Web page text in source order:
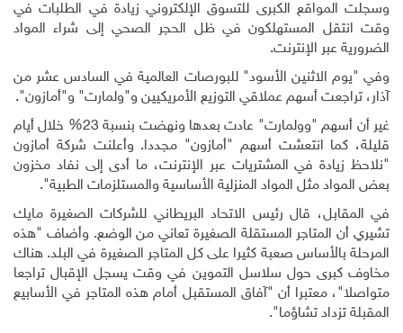
وسجلت المواقع الكبرى للتسوق الإلكتروني زيادة في الطلبات في
وقت انتقل المستهلكون في ظل الحجر الصحي إلى شراء المواد
الضرورية عبر الإنترنت.
وفي "يوم الاثنين الأسود" للبورصات العالمية في السادس عشر من
آذار، تراجعت أسهم عملاقي التوزيع الأمريكيين و"ولمارت" و"أمازون".
غير أن أسهم "وولمارت" عادت بعدها ونهضت بنسبة 23% خلال أيام
قليلة، كما انتعشت أسهم "أمازون" مجددا. وأعلنت شركة أمازون
"نلاحظ زيادة في المشتريات عبر الإنترنت، ما أدى إلى نفاد مخزون
بعض المواد مثل المواد المنزلية الأساسية والمستلزمات الطبية".
في المقابل، قال رئيس الاتحاد البريطاني للشركات الصغيرة مايك
تشيري أن المتاجر المستقلة الصغيرة تعاني من الوضع. وأضاف "هذه
المرحلة بالأساس صعبة كثيرا على كل المتاجر الصغيرة في البلد. هناك
مخاوف كبرى حول سلاسل التموين في وقت يسجل الإقبال تراجعا
متواصلا"، معتبرا أن "آفاق المستقبل أمام هذه المتاجر في الأسابيع
المقبلة تزداد تشاؤما".